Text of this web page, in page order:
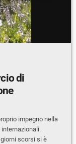
di
impegno nella
giorni scorsi si è